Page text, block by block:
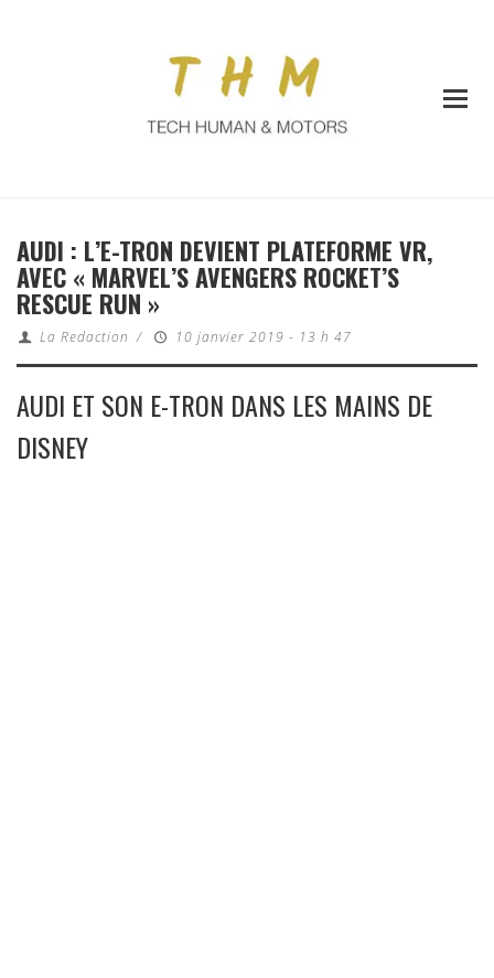
AUDI : L’E-TRON DEVIENT PLATEFORME VR,
AVEC « MARVEL’S AVENGERS ROCKET’S
RESCUE RUN »
La Redaction / 10 janvier 2019 - 13 h 47
AUDI ET SON E-TRON DANS LES MAINS DE
DISNEY